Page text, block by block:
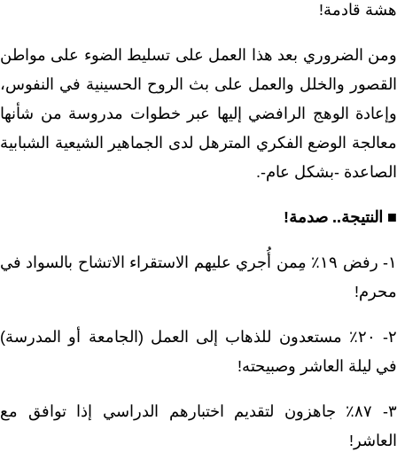
هشة قادمة!
ومن الضروري بعد هذا العمل على تسليط الضوء على مواطن
القصور والخلل والعمل على بث الروح الحسينية في النفوس،
وإعادة الوهج الرافضي إليها عبر خطوات مدروسة من شأنها
معالجة الوضع الفكري المترهل لدى الجماهير الشيعية الشبابية
الصاعدة -بشكل عام-.
■ النتيجة.. صدمة!
١- رفض ١٩٪ مِمن أُجري عليهم الاستقراء الاتشاح بالسواد في
محرم!
٢- ٢٠٪ مستعدون للذهاب إلى العمل (الجامعة أو المدرسة)
في ليلة العاشر وصبيحته!
٣- ٨٧٪ جاهزون لتقديم اختبارهم الدراسي إذا توافق مع
العاشر!